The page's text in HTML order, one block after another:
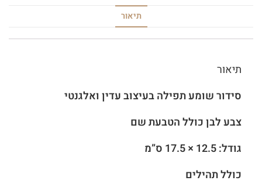
תיאור
תיאור
סידור שומע תפילה בעיצוב עדין ואלגנטי
צבע לבן כולל הטבעת שם
גודל: 12.5 × 17.5 ס”מ
כולל תהילים